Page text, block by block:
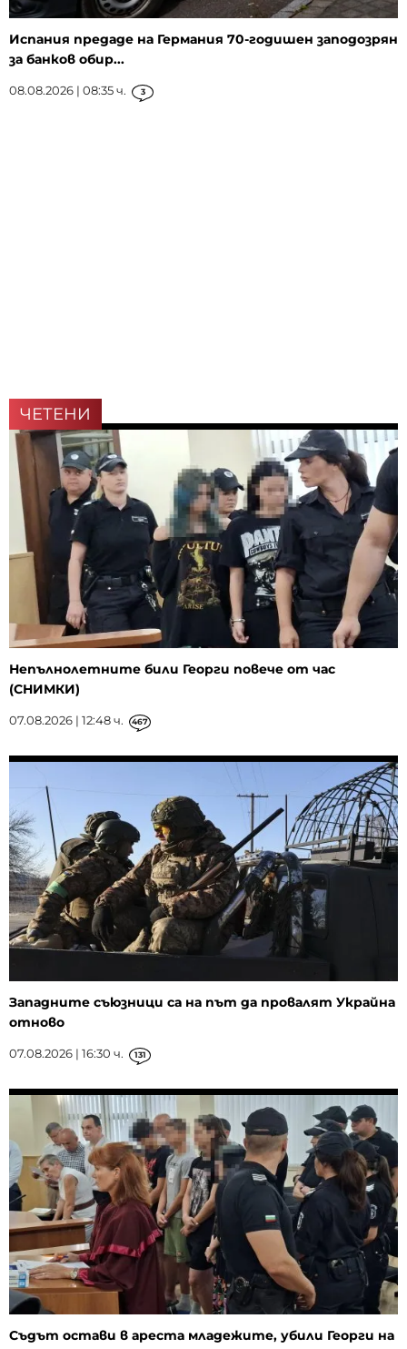
Испания предаде на Германия 70-годишен заподозрян
за банков обир...
08.08.2026 | 08:35 ч. 3
ЧЕТЕНИ
Непълнолетните били Георги повече от час
(СНИМКИ)
07.08.2026 | 12:48 ч. 467
Западните съюзници са на път да провалят Украйна
отново
07.08.2026 | 16:30 ч. 131
Съдът остави в ареста младежите, убили Георги на